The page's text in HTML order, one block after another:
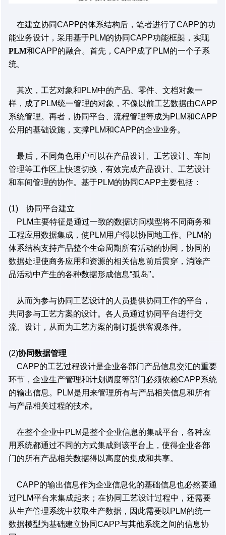
在建立协同CAPP的体系结构后，笔者进行了CAPP的功
能业务设计，采用基于PLM的协同CAPP功能框架，实现
PLM和CAPP的融合。首先，CAPP成了PLM的一个子系
统。
其次，工艺对象和PLM中的产品、零件、文档对象一
样，成了PLM统一管理的对象，不像以前工艺数据由CAPP
系统管理。再者，协同平台、流程管理等成为PLM和CAPP
公用的基础设施，支撑PLM和CAPP的企业业务。
最后，不同角色用户可以在产品设计、工艺设计、车间
管理等工作区上快速切换，有效完成产品设计、工艺设计
和车间管理的协作。基于PLM的协同CAPP主要包括：
(1) 协同平台建立
PLM主要特征是通过一致的数据访问模型将不同商务和
工程应用数据集成，使PLM用户得以协同地工作。PLM的
体系结构支持产品整个生命周期所有活动的协同，协同的
数据处理使商务应用和资源的相关信息前后贯穿，消除产
品活动中产生的各种数据形成信息“孤岛"。
从而为参与协同工艺设计的人员提供协同工作的平台，
共同参与工艺方案的设计。各人员通过协同平台进行交
流、设计，从而为工艺方案的制订提供客观条件。
(2)协同数据管理
CAPP的工艺过程设计是企业各部门产品信息交汇的重要
环节，企业生产管理和计划调度等部门必须依赖CAPP系统
的输出信息。PLM是用来管理所有与产品相关信息和所有
与产品相关过程的技术。
在整个企业中PLM是整个企业信息的集成平台，各种应
用系统都通过不同的方式集成到该平台上，使得企业各部
门的所有产品相关数据得以高度的集成和共享。
CAPP的输出信息作为企业信息化的基础信息也必然要通
过PLM平台来集成起来；在协同工艺设计过程中，还需要
从生产管理系统中获取生产数据，因此需要以PLM的统一
数据模型为基础建立协同CAPP与其他系统之间的信息协